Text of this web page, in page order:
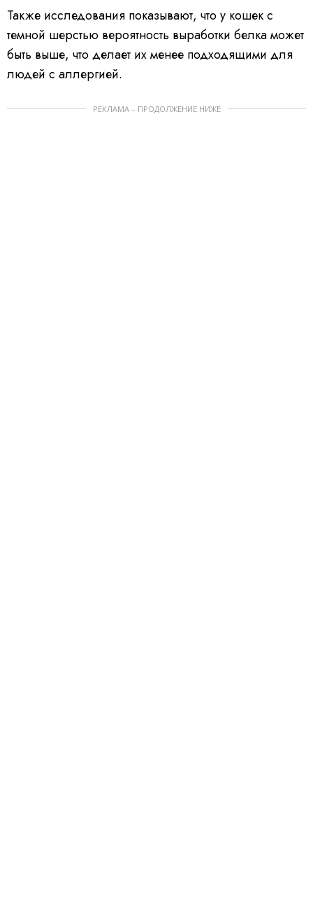
Также исследования показывают, что у кошек с
темной шерстью вероятность выработки белка может
быть выше, что делает их менее подходящими для
людей с аллергией.
РЕКЛАМА – ПРОДОЛЖЕНИЕ НИЖЕ